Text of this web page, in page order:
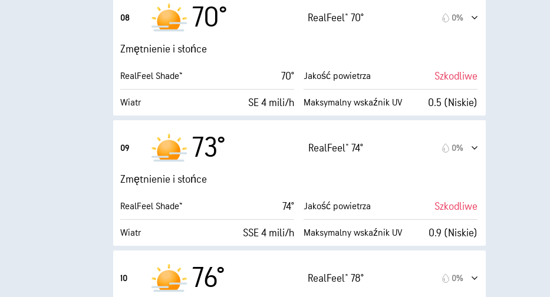
Wilgotność
Punkt rosy
0 (Ciemne)
Zachmurzenie 100%
08 70° RealFeel® 70° 0%
Zmętnienie i słońce
RealFeel Shade™ 70°
Wiatr SE 4 mili/h
Jakość powietrza Szkodliwe
Maksymalny wskaźnik UV 0.5 (Niskie)
Wilgotność
Punkt rosy
AccuLumen Brightness Index™
1 (Ciemne)
Zachmurzenie 100%
09 73° RealFeel® 74° 0%
Zmętnienie i słońce
RealFeel Shade™ 74°
Wiatr SSE 4 mili/h
Jakość powietrza Szkodliwe
Maksymalny wskaźnik UV 0.9 (Niskie)
Wilgotność
AccuLumen Brightness Index™
Zachmurzenie 100%
10 76° RealFeel® 78° 0%